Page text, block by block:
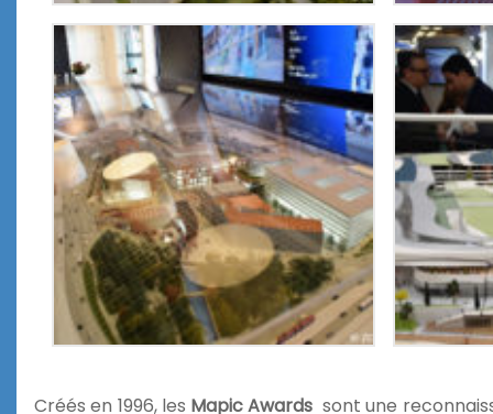
Créés en 1996, les Mapic Awards sont une